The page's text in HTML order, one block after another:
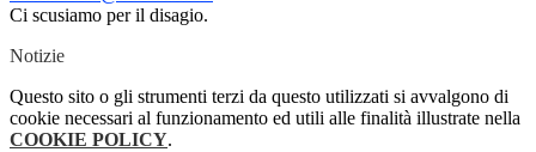
Ci scusiamo per il disagio.
Notizie
Questo sito o gli strumenti terzi da questo utilizzati si avvalgono di
cookie necessari al funzionamento ed utili alle finalità illustrate nella
COOKIE POLICY.